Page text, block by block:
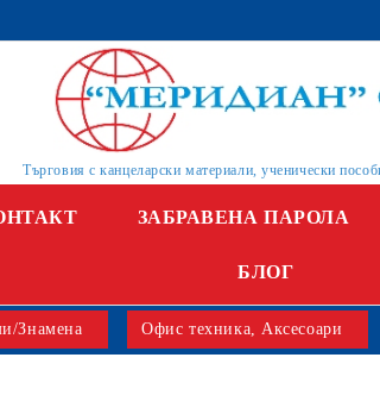
Търговия с канцеларски материали, ученически
ЗАБРАВЕНА ПАРОЛА
БЛОГ
Знамена Офис техника, Аксесоари